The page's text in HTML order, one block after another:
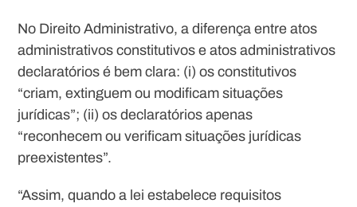
No Direito Administrativo, a diferença entre atos
administrativos constitutivos e atos administrativos
declaratórios é bem clara: (i) os constitutivos
“criam, extinguem ou modificam situações
jurídicas”; (ii) os declaratórios apenas
“reconhecem ou verificam situações jurídicas
preexistentes”.
“Assim, quando a lei estabelece requisitos